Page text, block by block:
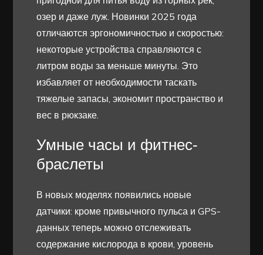
озер и даже луж. Новинки 2025 года
отличаются эргономичностью и скоростью:
некоторые устройства справляются с
литром воды за меньше минуты. Это
избавляет от необходимости таскать
тяжелые запасы, экономит пространство и
вес в рюкзаке.
Умные часы и фитнес-
браслеты
В новых моделях появились новые
датчики: кроме привычного пульса и GPS-
данных теперь можно отслеживать
содержание кислорода в крови, уровень